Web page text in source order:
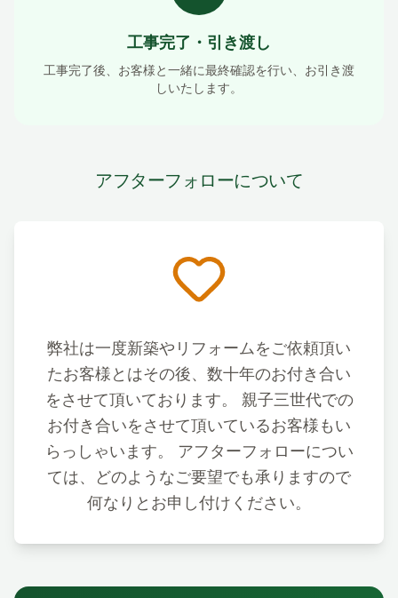
工事完了・引き渡し
工事完了後、お客様と一緒に最終確認を行い、お引き渡
しいたします。
アフターフォローについて
弊社は一度新築やリフォームをご依頼頂い
たお客様とはその後、数十年のお付き合い
をさせて頂いております。 親子三世代での
お付き合いをさせて頂いているお客様もい
らっしゃいます。 アフターフォローについ
ては、どのようなご要望でも承りますので
何なりとお申し付けください。